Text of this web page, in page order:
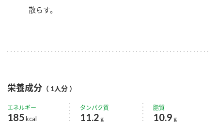
散らす。
栄養成分 （ 1人分 ）
エネルギー
185kcal
タンパク質
11.2 g
脂質
10.9 g